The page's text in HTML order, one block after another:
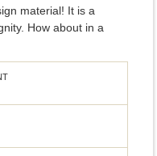
material! It is a
How about in a